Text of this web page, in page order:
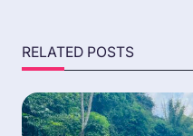
RELATED POSTS